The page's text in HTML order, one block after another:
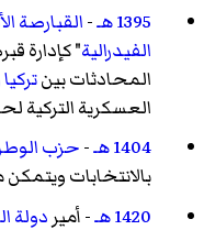
1395 هـ
-القبارصة
الفيدرالية" كإدارة
المحادثات بينتركيا
العسكرية التركية لحوالي 35% من
1404 هـ
-حزب
بالانتخابات
1420 هـ
- أمير دولة